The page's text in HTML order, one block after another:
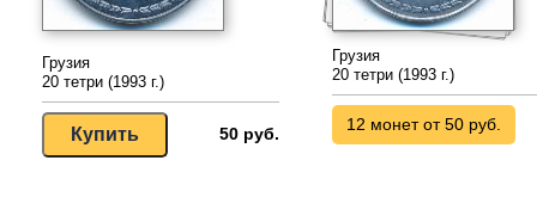
Грузия
20 тетри (1993 г.)
50 руб.
Грузия
20 тетри (1993 г.)
12 монет от 50 руб.